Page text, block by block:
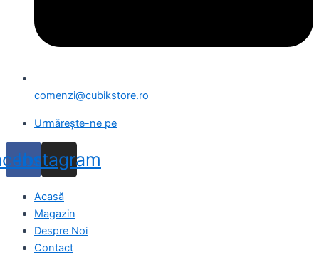
comenzi@cubikstore.ro
Urmărește-ne pe
Instagram
Acasă
Magazin
Despre Noi
Contact